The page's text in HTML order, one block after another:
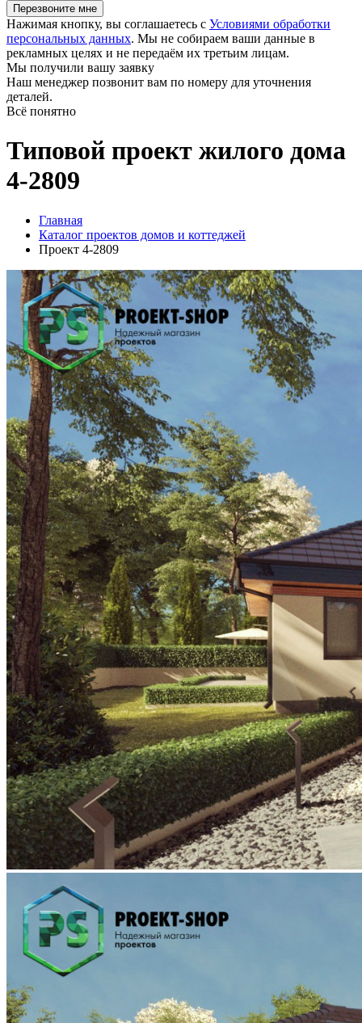
Перезвоните мне
Нажимая кнопку, вы соглашаетесь с Условиями обработки
персональных данных. Мы не собираем ваши данные в
рекламных целях и не передаём их третьим лицам.
Мы получили вашу заявку
Наш менеджер позвонит вам по номеру для уточнения
деталей.
Всё понятно
Типовой проект жилого дома
4-2809
Главная
Каталог проектов домов и коттеджей
Проект 4-2809